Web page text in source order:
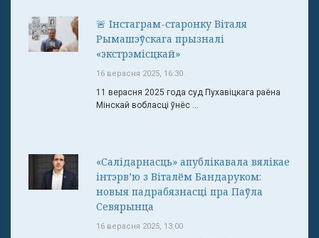
🚨 Інстаграм-старонку Віталя
Рымашэўскага прызналі
«экстрэмісцкай»
16 верасня 2025, 16:30
11 верасня 2025 года суд Пухавіцкага раёна
Мінскай вобласці ўнёс ...
«Салідарнасць» апублікавала вялікае
інтэрв’ю з Віталём Бандаруком:
новыя падрабязнасці пра Паўла
Севярынца
16 верасня 2025, 13:00